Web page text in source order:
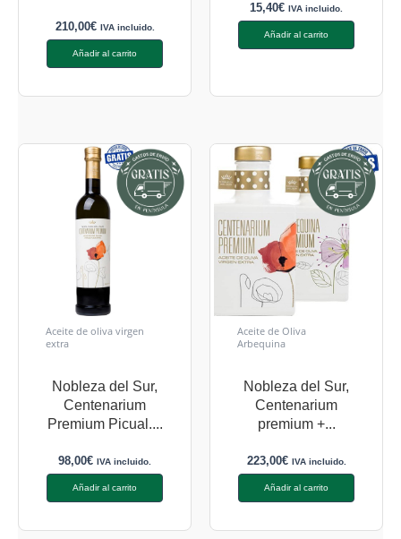
210,00€ IVA incluido.
Añadir al carrito
15,40€ IVA incluido.
Añadir al carrito
Aceite de oliva virgen
extra
Nobleza del Sur,
Centenarium
Premium Picual....
98,00€ IVA incluido.
Añadir al carrito
Aceite de Oliva
Arbequina
Nobleza del Sur,
Centenarium
premium +...
223,00€ IVA incluido.
Añadir al carrito